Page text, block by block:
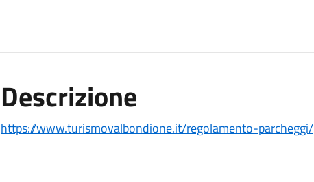
Descrizione
https://www.turismovalbondione.it/regolamento-parcheggi/